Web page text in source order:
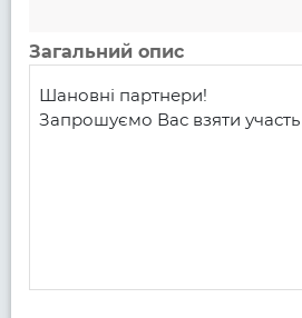
Загальний опис
Шановні партнери!
Запрошуємо Вас взяти участь